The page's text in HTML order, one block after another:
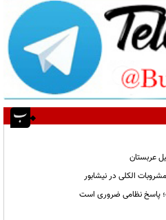
عربستان
پاسخ نظامی ضروری است